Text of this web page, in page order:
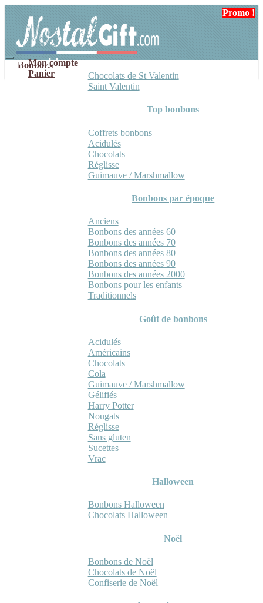
navigation
contenu
Mon compte
Panier
Bonbons
Chocolats de St Valentin
Saint Valentin
Top bonbons
Coffrets bonbons
Acidulés
Chocolats
Réglisse
Guimauve / Marshmallow
Bonbons par époque
Anciens
Bonbons des années 60
Bonbons des années 70
Bonbons des années 80
Bonbons des années 90
Bonbons des années 2000
Bonbons pour les enfants
Traditionnels
Goût de bonbons
Acidulés
Américains
Chocolats
Cola
Guimauve / Marshmallow
Gélifiés
Harry Potter
Nougats
Réglisse
Sans gluten
Sucettes
Vrac
Halloween
Bonbons Halloween
Chocolats Halloween
Noël
Bonbons de Noël
Chocolats de Noël
Confiserie de Noël
Promo !